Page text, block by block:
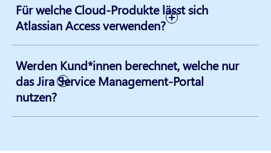
Für welche Cloud-Produkte lässt sich
Atlassian Access verwenden?
Werden Kund*innen berechnet, welche nur
das Jira Service Management-Portal
nutzen?